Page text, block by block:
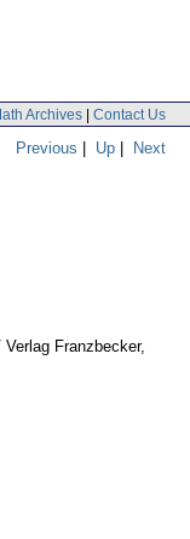
Archives | Contact Us
Previous | Up | Next
Franzbecker,